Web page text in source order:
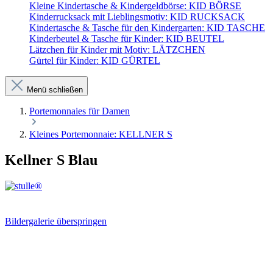
Kleine Kindertasche & Kindergeldbörse: KID BÖRSE
Kinderrucksack mit Lieblingsmotiv: KID RUCKSACK
Kindertasche & Tasche für den Kindergarten: KID TASCHE
Kinderbeutel & Tasche für Kinder: KID BEUTEL
Lätzchen für Kinder mit Motiv: LÄTZCHEN
Gürtel für Kinder: KID GÜRTEL
Menü schließen
Portemonnaies für Damen
Kleines Portemonnaie: KELLNER S
Kellner S Blau
Bildergalerie überspringen